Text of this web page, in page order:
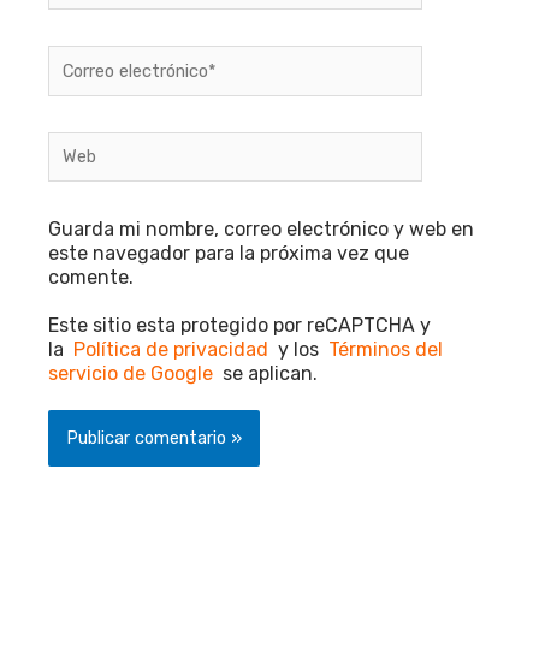
electrónico*
Guarda mi nombre, correo electrónico y web en
este navegador para la próxima vez que
comente.
Este sitio esta protegido por reCAPTCHA y
la Política de privacidad y los Términos del
servicio de Google se aplican.